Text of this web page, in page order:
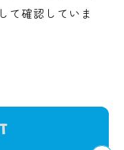
て確認していま